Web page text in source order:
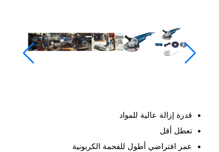
قدرة إزالة عالية للمواد
تعطل أقل
عمر افتراضي أطول للفحمة الكربونية